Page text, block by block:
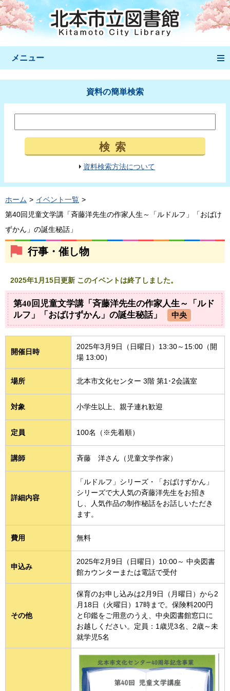
メニュー
資料の簡単検索
検索
資料検索方法について
ホーム
イベント一覧
第40回児童文学講「斉藤洋先生の作家人生～「ルドルフ」「おばけ
ずかん」の誕生秘話」
行事・催し物
2025年1月15日更新 このイベントは終了しました。
第40回児童文学講「斉藤洋先生の作家人生～「ルド
ルフ」「おばけずかん」の誕生秘話」
中央
開催日時
2025年3月9日（日曜日）13:30～15:00（開
場 13:00）
場所 北本市文化センター 3階 第1･2会議室
対象 小学生以上、親子連れ歓迎
定員 100名（※先着順）
講師 斉藤 洋さん（児童文学作家）
詳細内容
「ルドルフ」シリーズ・「おばけずかん」
シリーズで大人気の斉藤洋先生をお招き
し、人気作品の制作秘話をお話しいただき
ます。
費用 無料
申込み
2025年2月9日（日曜日）10:00～ 中央図書
館カウンターまたは電話で受付
その他
保育のお申し込みは2月9日（月曜日）から2
月18日（火曜日）17時まで。保険料200円
と印鑑をご用意のうえ、中央図書館窓口に
お越しください。定員：1歳児3名、2歳～未
就学児5名